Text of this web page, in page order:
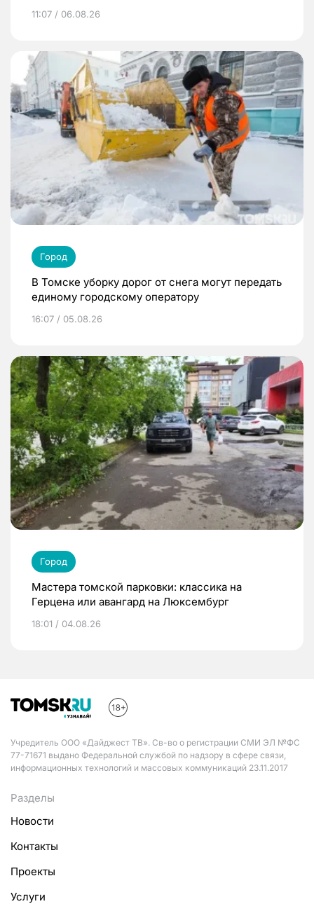
11:07 / 06.08.26
Город
В Томске уборку дорог от снега могут передать
единому городскому оператору
16:07 / 05.08.26
Город
Мастера томской парковки: классика на
Герцена или авангард на Люксембург
18:01 / 04.08.26
Учредитель ООО «Дайджест ТВ». Св-во о регистрации СМИ ЭЛ №ФС
77-71671 выдано Федеральной службой по надзору в сфере связи,
информационных технологий и массовых коммуникаций 23.11.2017
Разделы
Новости
Контакты
Проекты
Услуги